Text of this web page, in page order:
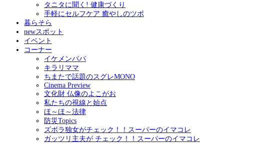
タニタに聞く! 健康づくり
手軽にセルフケア 癒やしのツボ
暮らそら
newスポット
イベント
コーナー
イケメンパパ
キラリママ
ちまたで話題のスグレMONO
Cinema Preview
文化財 仏像のよこがお
私たちの視線と始点
ほ～ほ～法律
防災Topics
ズボラ独女がチェック！！スーパーのイマコレ
ガッツリ主夫が チェック！！スーパーのイマコレ